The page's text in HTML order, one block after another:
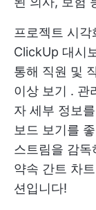
프로젝트 시
ClickUp 대시
통해 직원 및
이상 보기 . 관
자 세부 정보
보드 보기를
스트림을 감독
약속 간트 차트
션입니다!